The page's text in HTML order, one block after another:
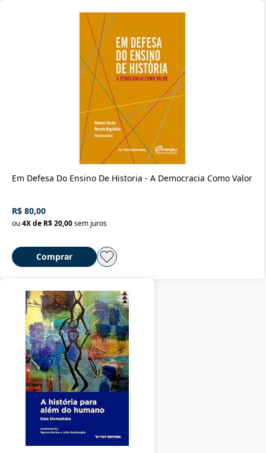
Em Defesa Do Ensino De Historia - A Democracia Como Valor
R$ 80,00
ou4X de R$ 20,00sem juros
Comprar